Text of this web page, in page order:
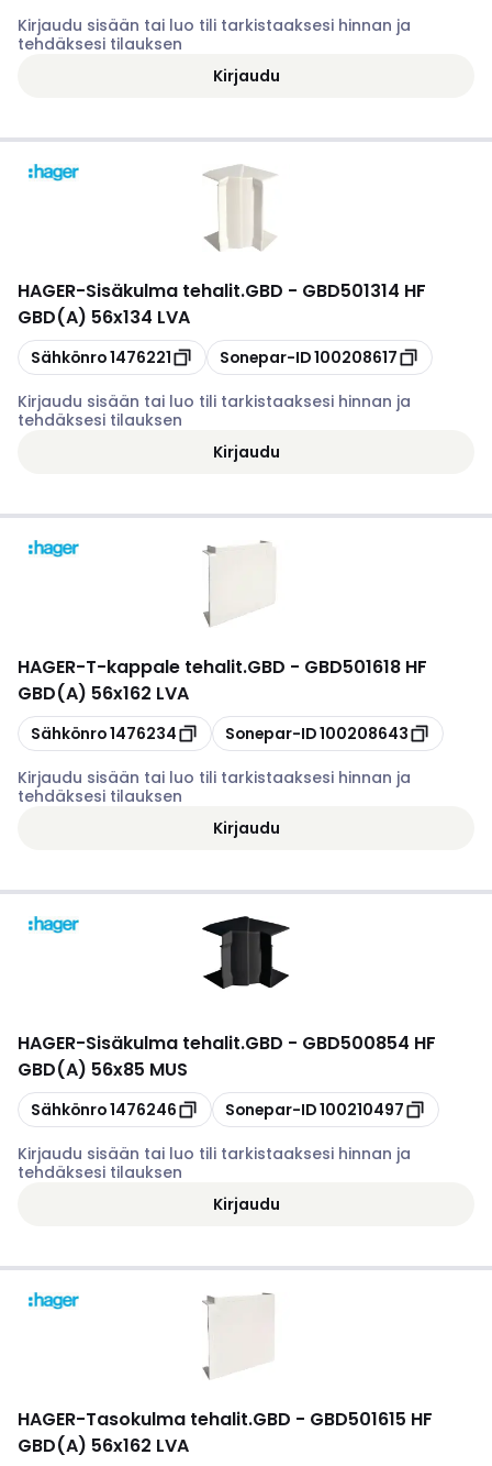
Kirjaudu sisään tai luo tili tarkistaaksesi hinnan ja
tehdäksesi tilauksen
Kirjaudu
HAGER-Sisäkulma tehalit.GBD - GBD501314 HF
GBD(A) 56x134 LVA
Kopioi
Sähkönro1476221 Kopioi
Sonepar-ID100208617
Kirjaudu sisään tai luo tili tarkistaaksesi hinnan ja
tehdäksesi tilauksen
Kirjaudu
HAGER-T-kappale tehalit.GBD - GBD501618 HF
GBD(A) 56x162 LVA
Kopioi
Sähkönro1476234 Kopioi
Sonepar-ID100208643
Kirjaudu sisään tai luo tili tarkistaaksesi hinnan ja
tehdäksesi tilauksen
Kirjaudu
HAGER-Sisäkulma tehalit.GBD - GBD500854 HF
GBD(A) 56x85 MUS
Kopioi
Sähkönro1476246 Kopioi
Sonepar-ID100210497
Kirjaudu sisään tai luo tili tarkistaaksesi hinnan ja
tehdäksesi tilauksen
Kirjaudu
HAGER-Tasokulma tehalit.GBD - GBD501615 HF
GBD(A) 56x162 LVA